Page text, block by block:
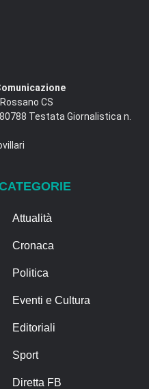
CS
Testata Giornalistica n.
Attualità
Cronaca
Politica
Eventi e Cultura
Editoriali
Sport
Diretta FB